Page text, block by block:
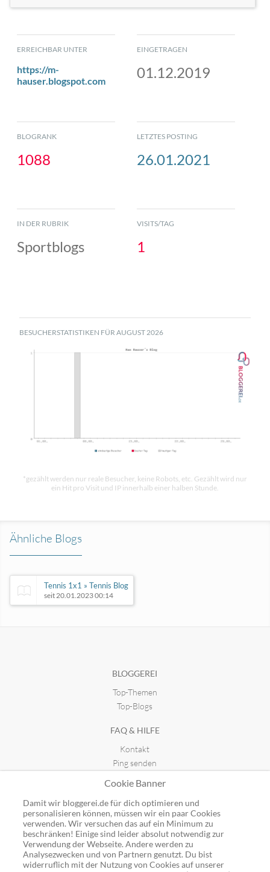
ERREICHBAR UNTER
https://m-
hauser.blogspot.com
EINGETRAGEN
01.12.2019
BLOGRANK
1088
LETZTES POSTING
26.01.2021
IN DER RUBRIK
Sportblogs
VISITS/TAG
1
BESUCHERSTATISTIKEN FÜR AUGUST 2026
*gezählt werden nur reale Besucher, keine Robots, etc. Gezählt wird nur
ein Hit pro Visit und IP innerhalb einer halben Stunde.
Ähnliche Blogs
Tennis 1x1 » Tennis Blog
seit 20.01.2023 00:14
Fitness e!Motion - Fitnessblog
www.formel1-live.blogspot.de
BLOGGEREI
Top-Themen
Top-Blogs
FAQ & HILFE
Kontakt
Ping senden
GUTSCHEINE
Top-Gutscheine
Alle Shops
Cookie Banner
Damit wir bloggerei.de für dich optimieren und
personalisieren können, müssen wir ein paar Cookies
verwenden. Wir versuchen das auf ein Minimum zu
beschränken! Einige sind leider absolut notwendig zur
Verwendung der Webseite. Andere werden zu
Analysezwecken und von Partnern genutzt. Du bist
widerruflich mit der Nutzung von Cookies auf unserer